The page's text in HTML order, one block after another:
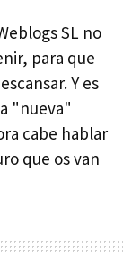
SL no
para que
Y es
"nueva"
cabe hablar
que os van